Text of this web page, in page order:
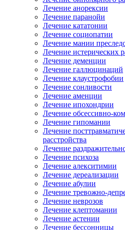
Лечение анорексии
Лечение паранойи
Лечение кататонии
Лечение социопатии
Лечение мании
Лечение истерических
Лечение деменции
Лечение галлюцинаций
Лечение клаустрофобии
Лечение сонливости
Лечение аменции
Лечение ипохондрии
Лечение обсессивно-
Лечение гипомании
Лечение
расстройства
Лечение
Лечение психоза
Лечение алекситимии
Лечение дереализации
Лечение абулии
Лечение тревожно-
Лечение неврозов
Лечение клептомании
Лечение астении
Лечение бессонницы